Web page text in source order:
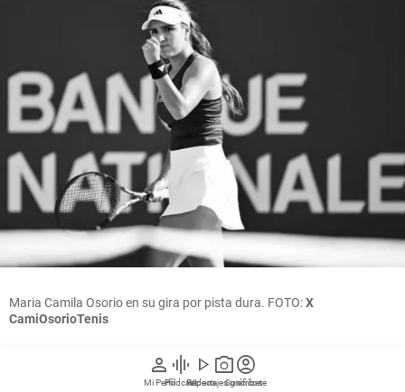
person
Mi Perfil
graphic_eq
Pódcast
play_arrow
Videos
photo_camera
Reportajes gráficos
account_circle
Suscríbete
Maria Camila Osorio en su gira por pista dura. FOTO:X
CamiOsorioTenis